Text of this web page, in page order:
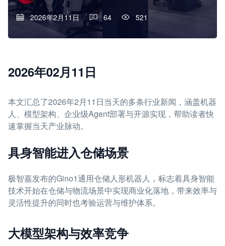
2026年2月11日 64 521
2026年02月11日
本文汇总了2026年2月11日当天的多条行业新闻，涵盖机器
人、模型架构、企业级Agent部署与开源实现，帮助读者快
速掌握当天产业脉动。
具身智能进入仓储场景
极智嘉发布的Gino1通用仓储人形机器人，标志着具身智能
技术开始在仓储与物流场景中实现商业化落地，带来效率与
灵活性提升的同时也考验运营与维护体系。
大模型架构与效率竞争